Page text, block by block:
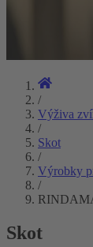
/
Výživa
/
Skot
/
Výrobky
/
Skot